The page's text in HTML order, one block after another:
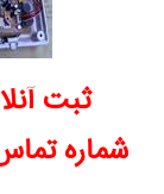
ثبت
شماره